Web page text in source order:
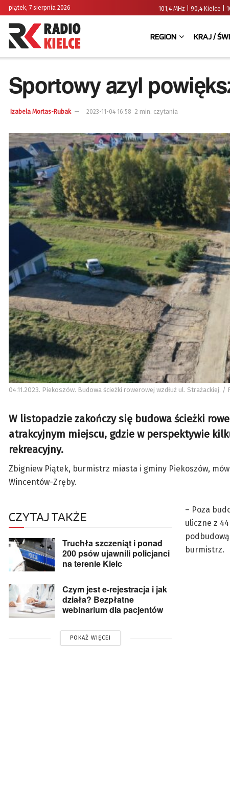
piątek, 7 sierpnia 2026 101,4 MHz | 90,4 Kielce |
REGION KRAJ /
Sportowy azyl
Izabela Mortas-Rubak 2023-11-04 16:58 2 min. czytania
04.11.2023. Piekoszów. Budowa ścieżki rowerowej wzdłuż ul. Strażackiej. /
W listopadzie zakończy się budowa ścieżki
atrakcyjnym miejscu, gdzie w perspektywie
rekreacyjny.
Zbigniew Piątek, burmistrz miasta i gminy Piekoszów,
Wincentów-Zręby.
CZYTAJ TAKŻE
Truchła szczeniąt i ponad
200 psów ujawnili policjanci
na terenie Kielc
Czym jest e-rejestracja i jak
działa? Bezpłatne
webinarium dla pacjentów
POKAŻ WIĘCEJ
– Poza
uliczne z
burmistrz.